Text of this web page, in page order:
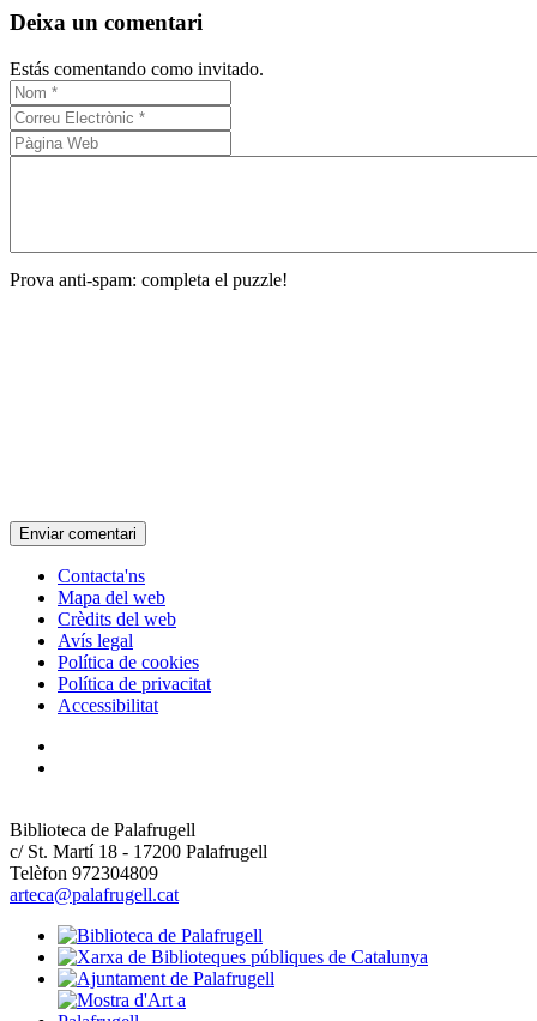
Deixa un comentari
Estás comentando como invitado.
Prova anti-spam: completa el puzzle!
Contacta'ns
Mapa del web
Crèdits del web
Avís legal
Política de cookies
Política de privacitat
Accessibilitat
Biblioteca de Palafrugell
c/ St. Martí 18 - 17200 Palafrugell
Telèfon 972304809
arteca@palafrugell.cat